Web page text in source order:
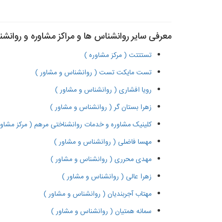
معرفی سایر روانشناس ها و مراکز مشاوره و
تستتتت ( مرکز مشاوره )
تست مایکت تست ( روانشناس و مشاور )
رویا افشاری ( روانشناس و مشاور )
زهرا بستان گر ( روانشناس و مشاور )
کلینیک مشاوره و خدمات روانشناختی مرهم ( مرکز
مهسا فاضلی ( روانشناس و مشاور )
مهدی محرری ( روانشناس و مشاور )
زهرا عالی ( روانشناس و مشاور )
مهتاب آجربندیان ( روانشناس و مشاور )
سمانه همتیان ( روانشناس و مشاور )